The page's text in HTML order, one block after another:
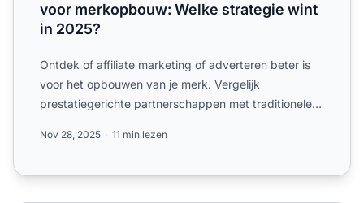
voor merkopbouw: Welke strategie wint
in 2025?
Ontdek of affiliate marketing of adverteren beter is
voor het opbouwen van je merk. Vergelijk
prestatiegerichte partnerschappen met traditionele
Nov 28, 2025 11 min lezen